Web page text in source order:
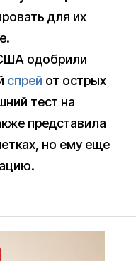
для их
одобрили
спрей от острых
тест на
представила
но ему еще